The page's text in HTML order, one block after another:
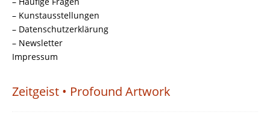
– Kunstausstellungen
– Datenschutzerklärung
– Newsletter
Impressum
Zeitgeist • Profound Artwork